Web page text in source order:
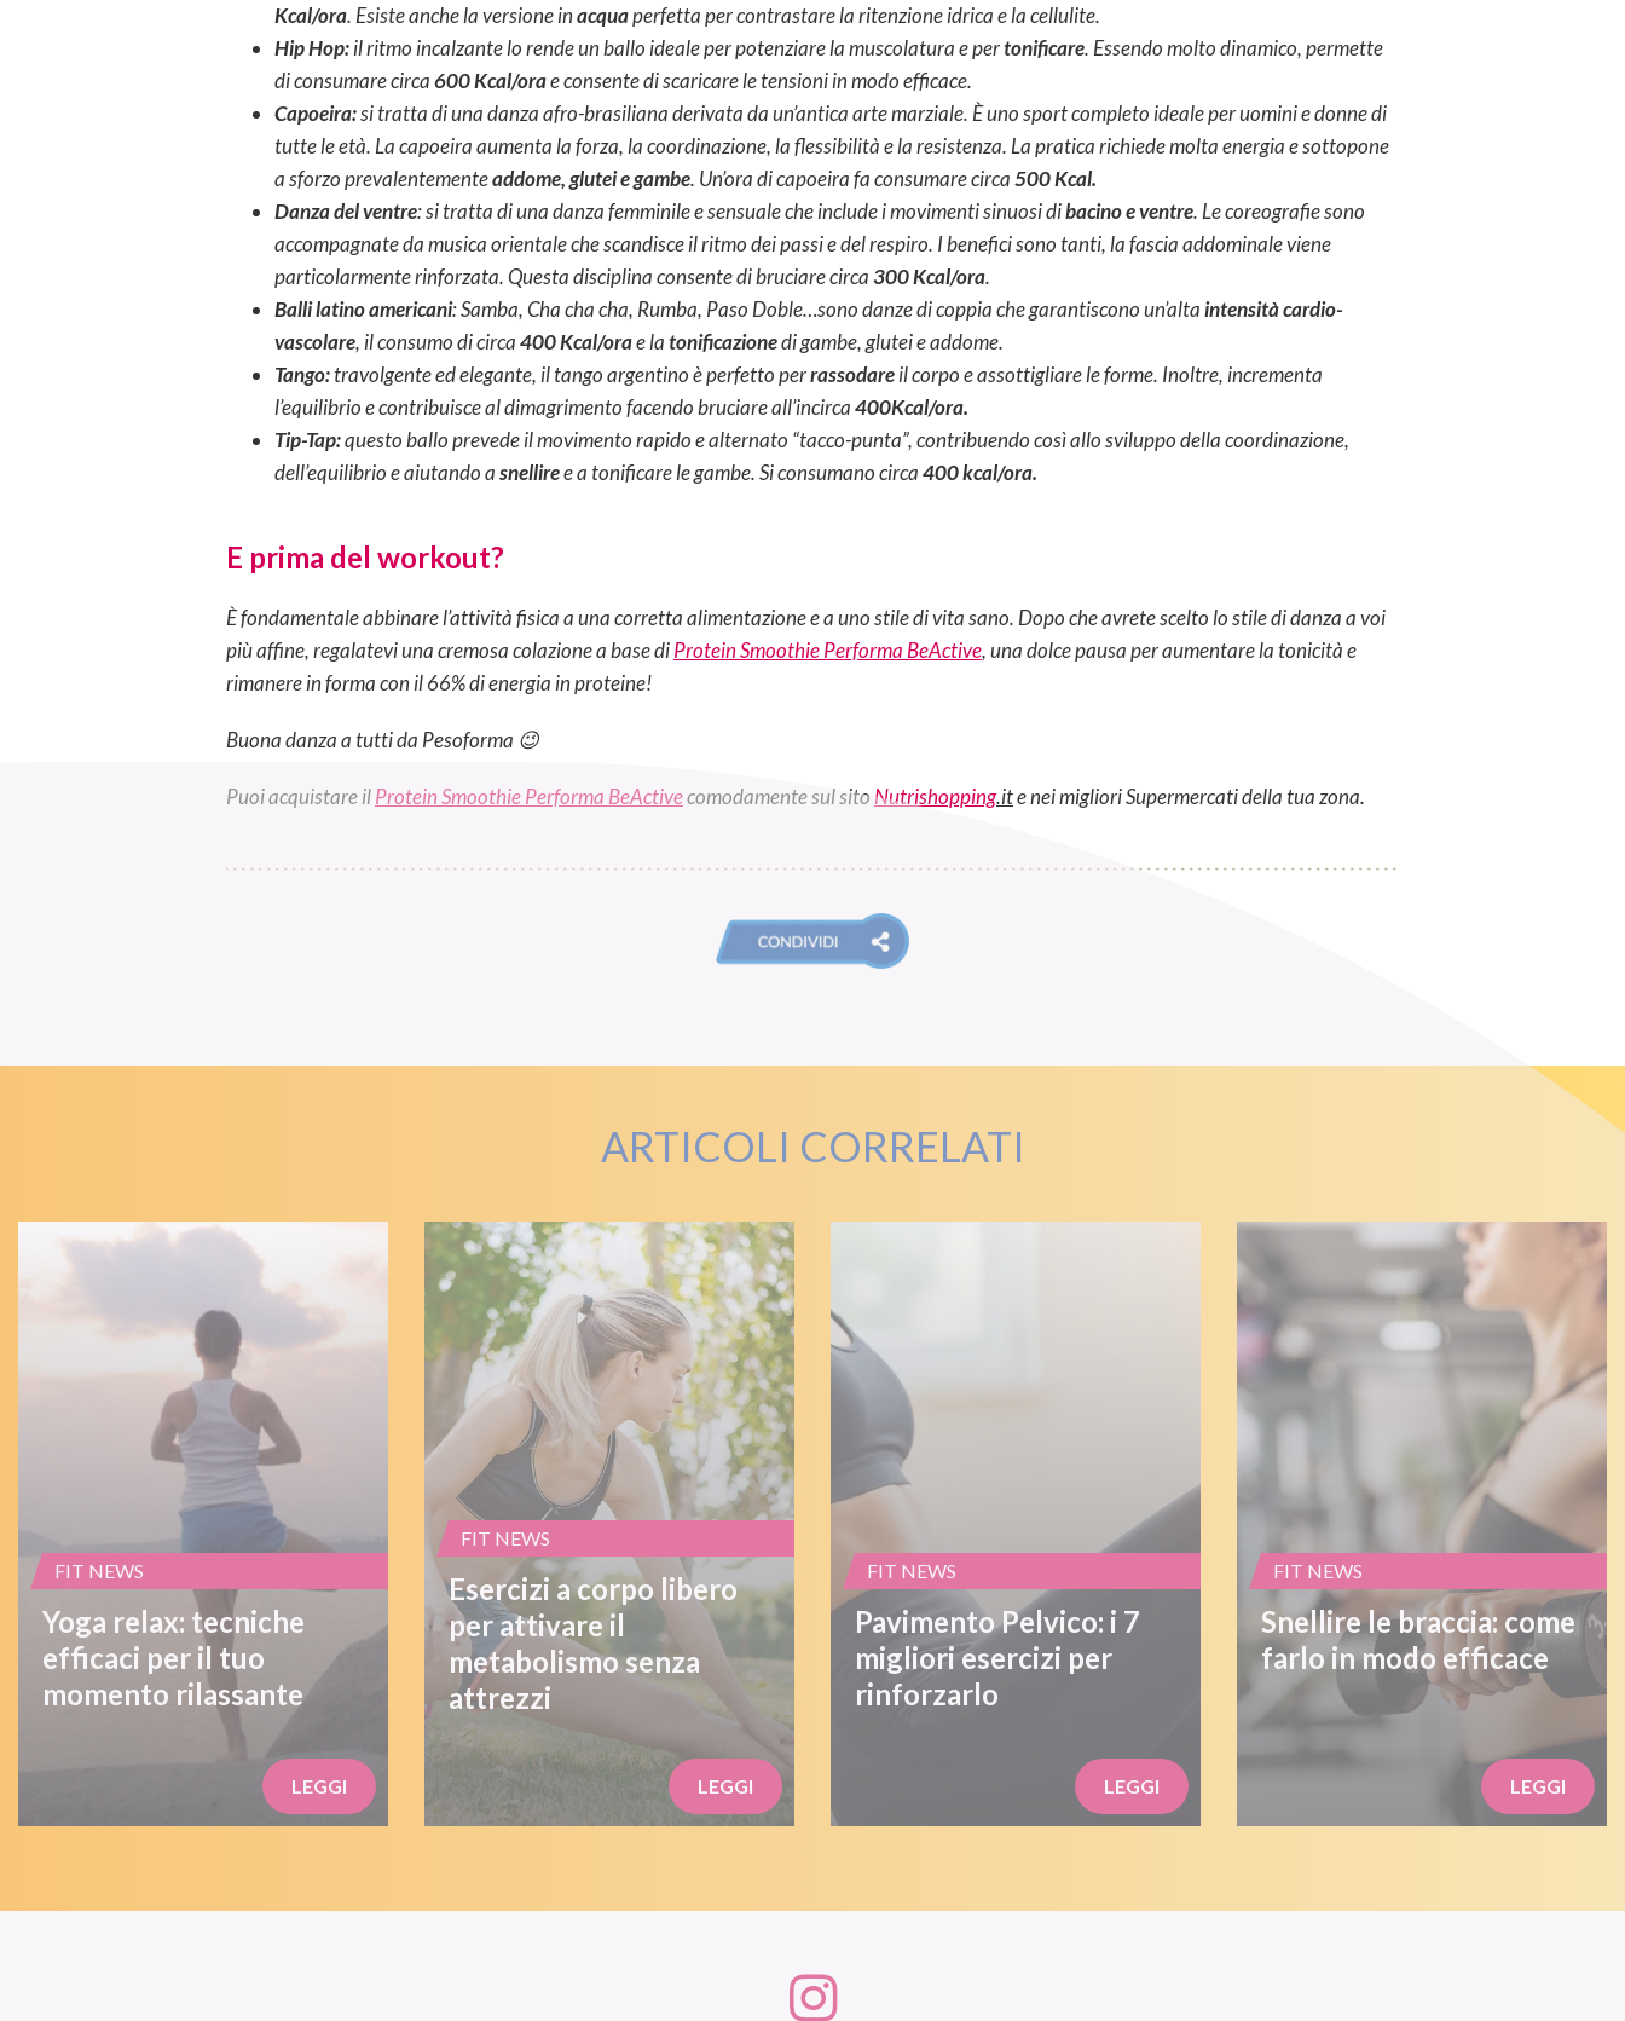
Kcal/ora. Esiste anche la versione inacquaperfetta per contrastare la ritenzione idrica e la cellulite.
Hip Hop:il ritmo incalzante lo rende un ballo ideale per potenziare la muscolatura e pertonificare. Essendo molto dinamico, permette
di consumare circa600 Kcal/orae consente di scaricare le tensioni in modo efficace.
Capoeira:si tratta di una danza afro-brasiliana derivata da un’antica arte marziale. È uno sport completo ideale per uomini e donne di
tutte le età. La capoeira aumenta la forza, la coordinazione, la flessibilità e la resistenza. La pratica richiede molta energia e sottopone
a sforzo prevalentementeaddome, glutei e gambe. Un’ora di capoeira fa consumare circa500 Kcal.
Danza del ventre: si tratta di una danza femminile e sensuale che include i movimenti sinuosi dibacino e ventre. Le coreografie sono
accompagnate da musica orientale che scandisce il ritmo dei passi e del respiro. I benefici sono tanti, la fascia addominale viene
particolarmente rinforzata. Questa disciplina consente di bruciare circa 300 Kcal/ora.
Balli latino americani: Samba, Cha cha cha, Rumba, Paso Doble…sono danze di coppia che garantiscono un’altaintensità cardio-
vascolare, il consumo di circa400 Kcal/orae latonificazionedi gambe, glutei e addome.
Tango:travolgente ed elegante, il tango argentino è perfetto perrassodareil corpo e assottigliare le forme. Inoltre, incrementa
l’equilibrio e contribuisce al dimagrimento facendo bruciare all’incirca400Kcal/ora.
Tip-Tap:questo ballo prevede il movimento rapido e alternato “tacco-punta”, contribuendo così allo sviluppo della coordinazione,
dell’equilibrio e aiutando asnelliree a tonificare le gambe. Si consumano circa400 kcal/ora.
E prima del workout?
È fondamentale abbinare l’attività fisica a una corretta alimentazione e a uno stile di vita sano. Dopo che avrete scelto lo stile di danza a voi
più affine, regalatevi una cremosa colazione a base diProtein Smoothie Performa BeActive, una dolce pausa per aumentare la tonicità e
rimanere in forma con il 66% di energia in proteine!
Buona danza a tutti da Pesoforma 😉
Puoi acquistare ilProtein Smoothie Performa BeActivecomodamente sul sito Nutrishopping.ite nei migliori Supermercati della tua zona.
ARTICOLI CORRELATI
FIT NEWS
Yoga relax: tecniche
efficaci per il tuo
momento rilassante
LEGGI
FIT NEWS
Esercizi a corpo libero
per attivare il
metabolismo senza
attrezzi
LEGGI
FIT NEWS
Pavimento Pelvico: i 7
migliori esercizi per
rinforzarlo
LEGGI
FIT NEWS
Snellire le braccia: come
farlo in modo efficace
LEGGI